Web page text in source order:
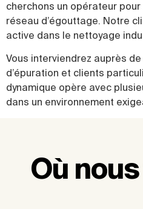
cherchons un opérateur pour
réseau d’égouttage. Notre
active dans le nettoyage
Vous interviendrez auprès
d’épuration et clients
dynamique opère avec
dans un environnement
Où